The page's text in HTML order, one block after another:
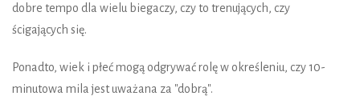
dobre tempo dla wielu biegaczy, czy to trenujących, czy
ścigających się.
Ponadto, wiek i płeć mogą odgrywać rolę w określeniu, czy 10-
minutowa mila jest uważana za "dobrą".